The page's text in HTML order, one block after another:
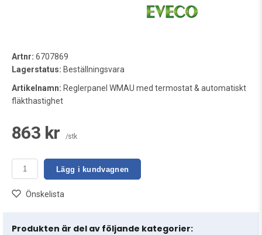
Artnr: 6707869
Lagerstatus: Beställningsvara
Artikelnamn: Reglerpanel WMAU med termostat & automatiskt
fläkthastighet
863 kr /stk
Lägg i kundvagnen
Önskelista
Produkten är del av följande kategorier: